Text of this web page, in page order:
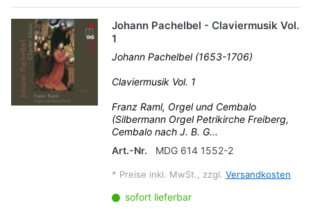
Johann Pachelbel - Claviermusik Vol.
1
Johann Pachelbel (1653-1706)
Claviermusik Vol. 1
Franz Raml, Orgel und Cembalo
(Silbermann Orgel Petrikirche Freiberg,
Cembalo nach J. B. G...
Art.-Nr.
MDG 614 1552-2
* Preise inkl. MwSt., zzgl. Versandkosten
sofort lieferbar